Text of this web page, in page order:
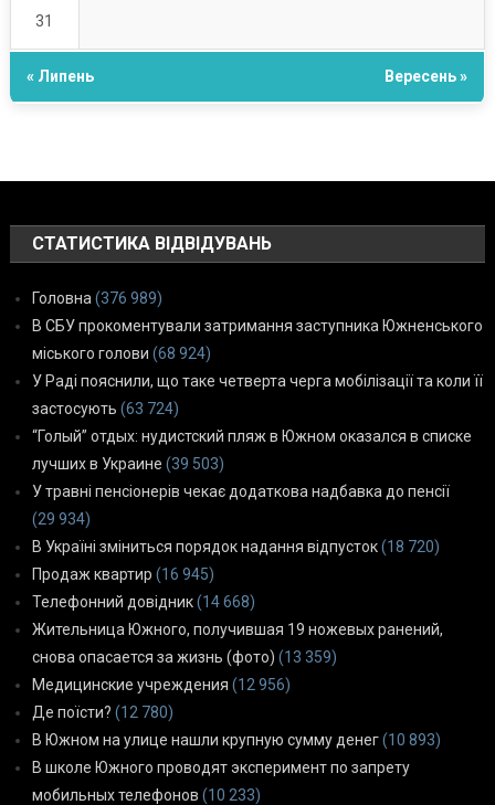
31
« Липень Вересень »
СТАТИСТИКА ВІДВІДУВАНЬ
Головна (376 989)
В СБУ прокоментували затримання заступника Южненського
міського голови (68 924)
У Раді пояснили, що таке четверта черга мобілізації та коли її
застосують (63 724)
“Голый” отдых: нудистский пляж в Южном оказался в списке
лучших в Украине (39 503)
У травні пенсіонерів чекає додаткова надбавка до пенсії
(29 934)
В Україні зміниться порядок надання відпусток(18 720)
Продаж квартир (16 945)
Телефонний довідник(14 668)
Жительница Южного, получившая 19 ножевых ранений,
снова опасается за жизнь (фото) (13 359)
Медицинские учреждения (12 956)
Де поїсти? (12 780)
В Южном на улице нашли крупную сумму денег(10 893)
В школе Южного проводят эксперимент по запрету
мобильных телефонов (10 233)